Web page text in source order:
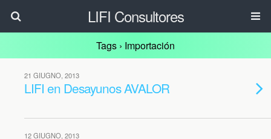
LIFI Consultores
Tags › Importación
21 GIUGNO, 2013
LIFI en Desayunos AVALOR
12 GIUGNO, 2013